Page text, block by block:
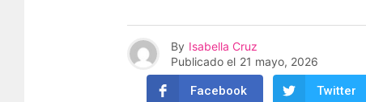
By Isabella Cruz
Publicado el 21 mayo, 2026
Facebook Twitter